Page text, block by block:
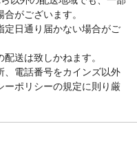
がございます。
定日通り届かない場合がご
送は致しかねます。
、電話番号をカインズ以外
ーポリシーの規定に則り厳